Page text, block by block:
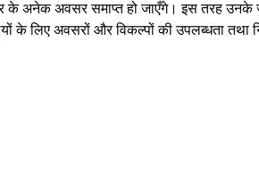
के अनेक अवसर समाप्त हो जाएँगे। इस तरह उनके
के लिए अवसरों और विकल्पों की उपलब्धता